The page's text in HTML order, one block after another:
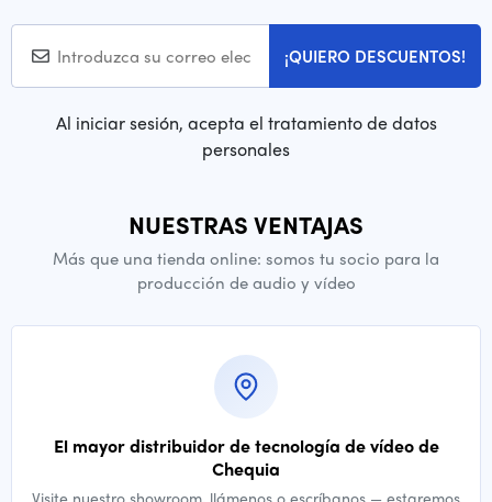
¡QUIERO DESCUENTOS!
Al iniciar sesión, acepta el tratamiento de datos
personales
NUESTRAS VENTAJAS
Más que una tienda online: somos tu socio para la
producción de audio y vídeo
El mayor distribuidor de tecnología de vídeo de
Chequia
Visite nuestro showroom, llámenos o escríbanos — estaremos